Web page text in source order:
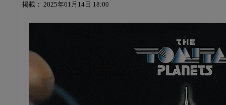
掲載： 2025年01月14日 18:00